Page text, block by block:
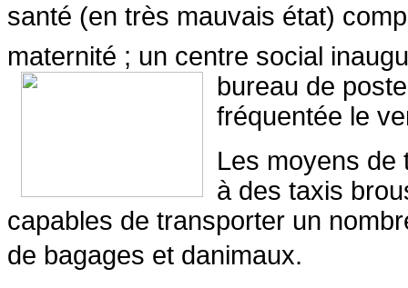
santé (en très mauvais état)
maternité ; un centre social
bureau de
fréquentée le
Les moyens de
à des taxis
capables de transporter un
de bagages et danimaux.